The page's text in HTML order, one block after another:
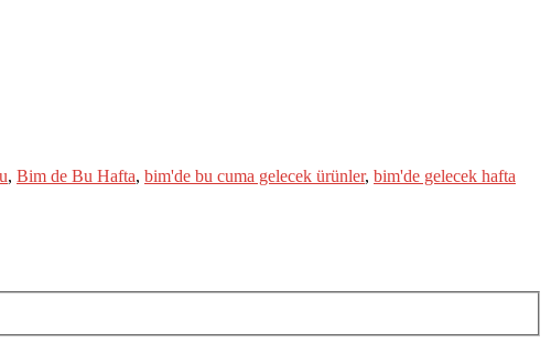
, Bim de Bu Hafta, bim'de bu cuma gelecek ürünler, bim'de gelecek hafta